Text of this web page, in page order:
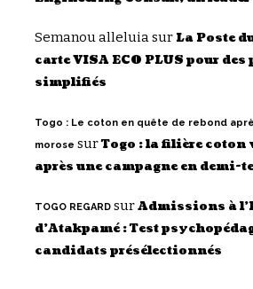
Semanou alleluiasurLa Poste
carte VISA ECO PLUS pour
simplifiés
Togo : Le coton en quête de rebond
morose surTogo : la filière coton
après une campagne en demi-
TOGO REGARD surAdmissions à
d’Atakpamé : Test
candidats présélectionnés